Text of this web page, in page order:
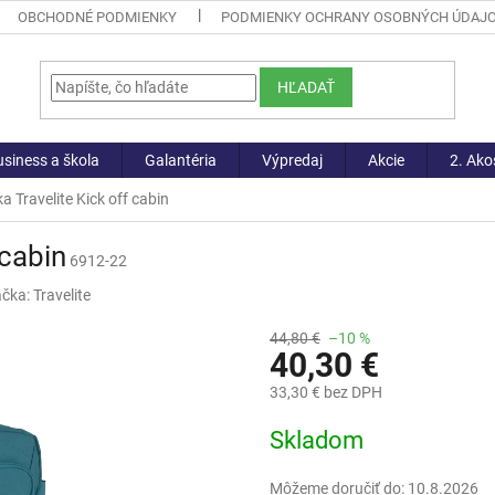
OBCHODNÉ PODMIENKY PODMIENKY OCHRANY OSOBNÝCH
HĽADAŤ
a škola Galantéria Výpredaj Akcie 2.
Travelite Kick off cabin
6912-22
Travelite
44,80 € –10 %
40,30 €
33,30 € bez DPH
cena:
Skladom
Môžeme doručiť do: 10.8.2026